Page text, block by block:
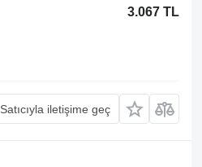
3.067 TL
Satıcıyla iletişime geç